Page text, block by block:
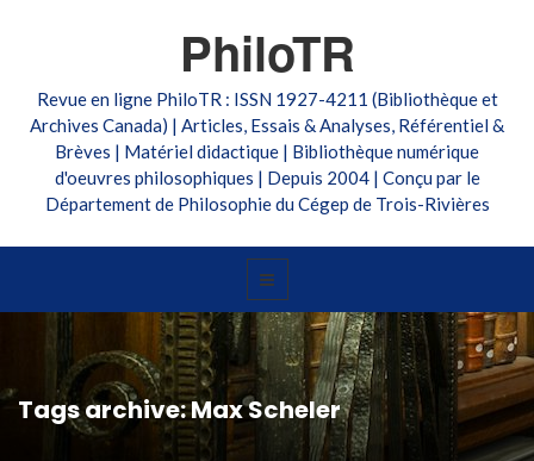
PhiloTR
Revue en ligne PhiloTR : ISSN 1927-4211 (Bibliothèque et
Archives Canada) | Articles, Essais & Analyses, Référentiel &
Brèves | Matériel didactique | Bibliothèque numérique
d'oeuvres philosophiques | Depuis 2004 | Conçu par le
Département de Philosophie du Cégep de Trois-Rivières
Tags archive: Max Scheler